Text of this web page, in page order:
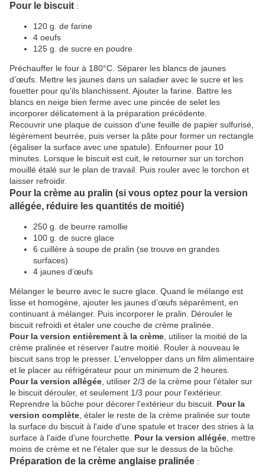
Pour le biscuit :
120 g. de farine
4 oeufs
125 g. de sucre en poudre
Préchauffer le four à 180°C. Séparer les blancs de jaunes
d’œufs. Mettre les jaunes dans un saladier avec le sucre et les
fouetter pour qu'ils blanchissent. Ajouter la farine. Battre les
blancs en neige bien ferme avec une pincée de selet les
incorporer délicatement à la préparation précédente.
Recouvrir une plaque de cuisson d'une feuille de papier sulfurisé,
légèrement beurrée, puis verser la pâte pour former un rectangle
(égaliser la surface avec une spatule). Enfourner pour 10
minutes. Lorsque le biscuit est cuit, le retourner sur un torchon
mouillé étalé sur le plan de travail. Puis rouler avec le torchon et
laisser refroidir.
Pour la crème au pralin (si vous optez pour la version
allégée, réduire les quantités de moitié)
250 g. de beurre ramollie
100 g. de sucre glace
6 cuillère à soupe de pralin (se trouve en grandes
surfaces)
4 jaunes d’œufs
Mélanger le beurre avec le sucre glace. Quand le mélange est
lisse et homogène, ajouter les jaunes d’œufs séparément, en
continuant à mélanger. Puis incorporer le pralin. Dérouler le
biscuit refroidi et étaler une couche de crème pralinée.
Pour la version entièrement à la crème , utiliser la moitié de la
crème pralinée et réserver l'autre moitié. Rouler à nouveau le
biscuit sans trop le presser. L'envelopper dans un film alimentaire
et le placer au réfrigérateur pour un minimum de 2 heures.
Pour la version allégée , utiliser 2/3 de la crème pour l'étaler sur
le biscuit dérouler, et seulement 1/3 pour pour l'extérieur.
Reprendre la bûche pour décorer l'extérieur du biscuit. Pour la
version complète , étaler le reste de la crème pralinée sur toute
la surface du biscuit à l'aide d'une spatule et tracer des stries à la
surface à l'aide d'une fourchette. Pour la version allégée , mettre
moins de crème et ne l'étaler que sur le dessus de la bûche.
Préparation de la crème anglaise pralinée :